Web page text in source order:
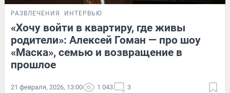
РАЗВЛЕЧЕНИЯ ИНТЕРВЬЮ
«Хочу войти в квартиру, где живы
родители»: Алексей Гоман — про шоу
«Маска», семью и возвращение в
прошлое
21 февраля, 2026, 13:00 1 043 3